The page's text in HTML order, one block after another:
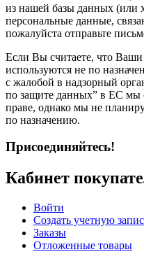
из нашей базы данных (или
персональные данные,
пожалуйста отправьте
Если Вы считаете, что
используются не по
с жалобой в надзорный
по защите данных” в ЕС мы
праве, однако мы не
по назначению.
Присоединяйтесь!
Кабинет
Войти
Создать учетную
Заказы
Отложенные товары